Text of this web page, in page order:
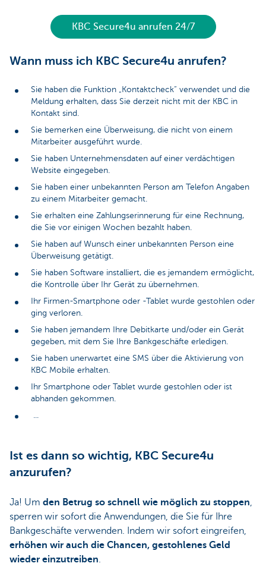
KBC Secure4u anrufen 24/7
Wann muss ich KBC Secure4u anrufen?
Sie haben die Funktion „Kontaktcheck“ verwendet und die
Meldung erhalten, dass Sie derzeit nicht mit der KBC in
Kontakt sind.
Sie bemerken eine Überweisung, die nicht von einem
Mitarbeiter ausgeführt wurde.
Sie haben Unternehmensdaten auf einer verdächtigen
Website eingegeben.
Sie haben einer unbekannten Person am Telefon Angaben
zu einem Mitarbeiter gemacht.
Sie erhalten eine Zahlungserinnerung für eine Rechnung,
die Sie vor einigen Wochen bezahlt haben.
Sie haben auf Wunsch einer unbekannten Person eine
Überweisung getätigt.
Sie haben Software installiert, die es jemandem ermöglicht,
die Kontrolle über Ihr Gerät zu übernehmen.
Ihr Firmen-Smartphone oder -Tablet wurde gestohlen oder
ging verloren.
Sie haben jemandem Ihre Debitkarte und/oder ein Gerät
gegeben, mit dem Sie Ihre Bankgeschäfte erledigen.
Sie haben unerwartet eine SMS über die Aktivierung von
KBC Mobile erhalten.
Ihr Smartphone oder Tablet wurde gestohlen oder ist
abhanden gekommen.
...
Ist es dann so wichtig, KBC Secure4u
anzurufen?
Ja! Um den Betrug so schnell wie möglich zu stoppen,
sperren wir sofort die Anwendungen, die Sie für Ihre
Bankgeschäfte verwenden. Indem wir sofort eingreifen,
erhöhen wir auch die Chancen, gestohlenes Geld
wieder einzutreiben.